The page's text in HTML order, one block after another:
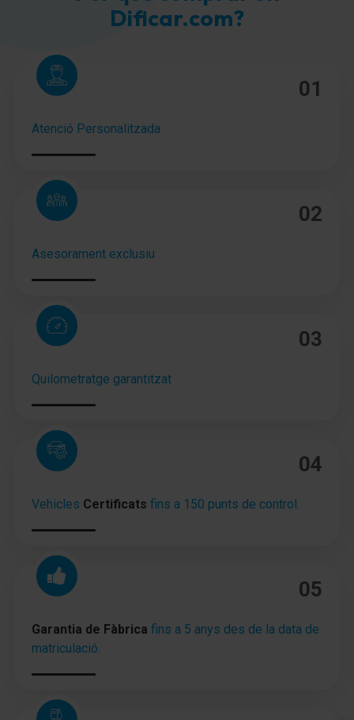
Dispositivo de alarma para Cinturones de seguridad
Espejo para niños (retrovisor interior extra para
Parasoles con Espejo (iluminación)
Sistema antibloqueo (ABS)
freno de emergencia con Reconocimiento de
Freno de estacionamiento eléctric. con Freno con
Autohold
Asistente a la conducción: Asistente de
mantenimiento de carril Activo
de cansancio
Llantas de aleación 7x17 (Maha)
Kit reparación de neumáticos
Volante (efecto-cuero)
Columna de dirección (Volante) regulable en altura
Columna de dirección (Volante) regulable en
Volante con Palancas de cambio
Programa electrónico de estabilidad (ESP)
Tipo transmisión: Tracción delantera
Dificar.com?
01
Atenció Personalitzada
02
Asesorament exclusiu
03
Quilometratge garantitzat
04
Vehicles Certificats fins a 150 punts de control.
05
Garantia de Fàbrica fins a 5 anys des de la data de
matriculació.